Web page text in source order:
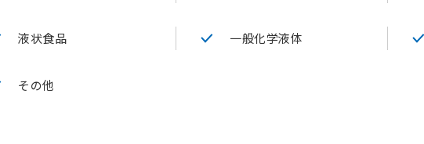
液状食品 一般化学液体
その他